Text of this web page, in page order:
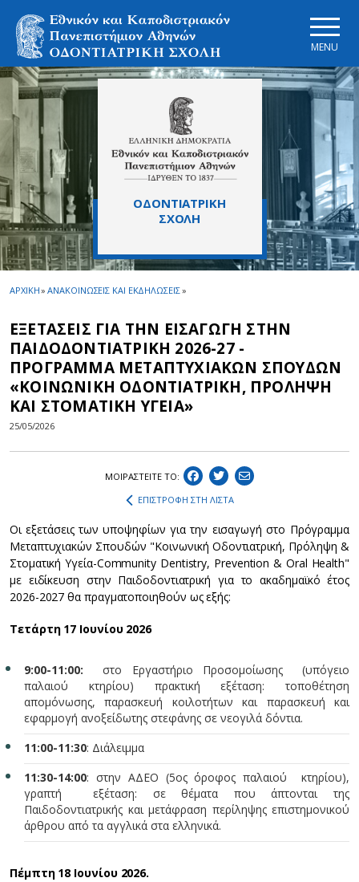
MENU
ΟΔΟΝΤΙΑΤΡΙΚΗ
ΣΧΟΛΗ
ΑΡΧΙΚΗ» ΑΝΑΚΟΙΝΩΣΕΙΣ ΚΑΙ ΕΚΔΗΛΩΣΕΙΣ»
ΕΞΕΤΑΣΕΙΣ ΓΙΑ ΤΗΝ ΕΙΣΑΓΩΓΗ ΣΤΗΝ
ΠΑΙΔΟΔΟΝΤΙΑΤΡΙΚH 2026-27 -
ΠΡΟΓΡΑΜΜΑ ΜΕΤΑΠΤΥΧΙΑΚΩΝ ΣΠΟΥΔΩΝ
«ΚΟΙΝΩΝΙΚΗ ΟΔΟΝΤΙΑΤΡΙΚΗ, ΠΡΟΛΗΨΗ
ΚΑΙ ΣΤΟΜΑΤΙΚΗ ΥΓΕΙΑ»
25/05/2026
ΜΟΙΡΑΣΤEIΤΕ ΤΟ:
ΕΠΙΣΤΡΟΦΗ ΣΤΗ ΛΙΣΤΑ
Οι εξετάσεις των υποψηφίων για την εισαγωγή στο Πρόγραμμα
Μεταπτυχιακών Σπουδών "Κοινωνική Οδοντιατρική, Πρόληψη &
Στοματική Υγεία-Community Dentistry, Prevention & Oral Health"
με ειδίκευση στην Παιδοδοντιατρική για το ακαδημαϊκό έτος
2026-2027 θα πραγματοποιηθούν ως εξής:
Τετάρτη 17 Ιουνίου 2026
9:00-11:00: στο Εργαστήριο Προσομοίωσης (υπόγειο
παλαιού κτηρίου) πρακτική εξέταση: τοποθέτηση
απομόνωσης, παρασκευή κοιλοτήτων και παρασκευή και
εφαρμογή ανοξείδωτης στεφάνης σε νεογιλά δόντια.
11:00-11:30: Διάλειμμα
11:30-14:00: στην ΑΔΕΟ (5ος όροφος παλαιού κτηρίου),
γραπτή εξέταση: σε θέματα που άπτονται της
Παιδοδοντιατρικής και μετάφραση περίληψης επιστημονικού
άρθρου από τα αγγλικά στα ελληνικά.
Πέμπτη 18 Ιουνίου 2026.